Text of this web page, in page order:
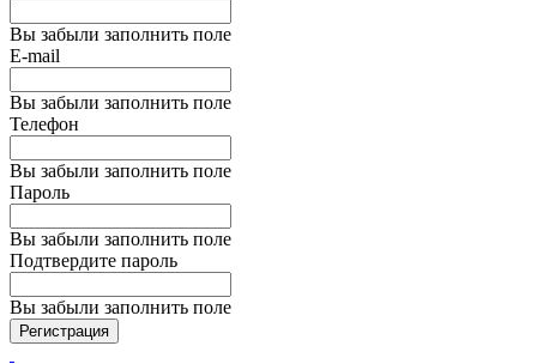
Вы забыли заполнить поле
E-mail
Вы забыли заполнить поле
Телефон
Вы забыли заполнить поле
Пароль
Вы забыли заполнить поле
Подтвердите пароль
Вы забыли заполнить поле
Регистрация